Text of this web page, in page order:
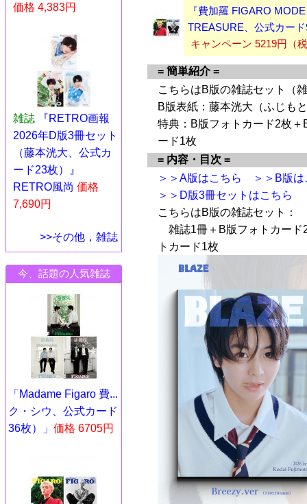
価格 4,383円
雑誌
『RETRO画報
2026年D版3冊セット
（藤本洸大、公式カ
ード23枚）』
RETRO風尚 価格
7,690円
>>その他，雑誌
今、話題の人気雑誌
「Madame Figaro 費...
ク・シウ、公式カード
36枚）」 価格 6705円
『費加羅 FIGARO
TREASURE、公式カー
キャンペーン 5219円（
= 簡単紹介 =
こちらはB版の雑誌セット（
B版表紙：藤本洸大（ふじも
特典：B版フォトカード2枚
ード1枚
= 内容・目次 =
＞＞A版はこちら
＞＞B版
＞＞D版3冊セットはこちら
こちらはB版の雑誌セット：
雑誌1冊＋B版フォトカード
トカード1枚